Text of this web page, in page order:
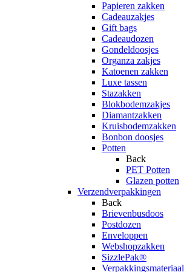
Papieren zakken
Cadeauzakjes
Gift bags
Cadeaudozen
Gondeldoosjes
Organza zakjes
Katoenen zakken
Luxe tassen
Stazakken
Blokbodemzakjes
Diamantzakken
Kruisbodemzakken
Bonbon doosjes
Potten
Back
PET Potten
Glazen potten
Verzendverpakkingen
Back
Brievenbusdoos
Postdozen
Enveloppen
Webshopzakken
SizzlePak®
Verpakkingsmateriaal